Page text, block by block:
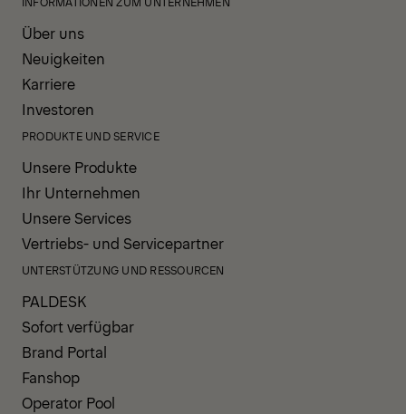
Über uns
Neuigkeiten
Karriere
Investoren
PRODUKTE UND SERVICE
Unsere Produkte
Ihr Unternehmen
Unsere Services
Vertriebs- und Servicepartner
UNTERSTÜTZUNG UND RESSOURCEN
PALDESK
Sofort verfügbar
Brand Portal
Fanshop
Operator Pool